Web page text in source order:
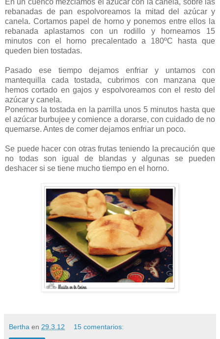
En un cuenco mezclamos el azúcar con la canela, sobre las
rebanadas de pan espolvoreamos la mitad del azúcar y
canela. Cortamos papel de horno y ponemos entre ellos la
rebanada aplastamos con un rodillo y horneamos 15
minutos con el horno precalentado a 180ºC hasta que
queden bien tostadas.
Pasado ese tiempo dejamos enfriar y untamos con
mantequilla cada tostada, cubrimos con manzana que
hemos cortado en gajos y espolvoreamos con el resto del
azúcar y canela.
Ponemos la tostada en la parrilla unos 5 minutos hasta que
el azúcar burbujee y comience a dorarse, con cuidado de no
quemarse. Antes de comer dejamos enfriar un poco.
Se puede hacer con otras frutas teniendo la precaución que
no todas son igual de blandas y algunas se pueden
deshacer si se tiene mucho tiempo en el horno.
Bertha en 29.3.12 15 comentarios: